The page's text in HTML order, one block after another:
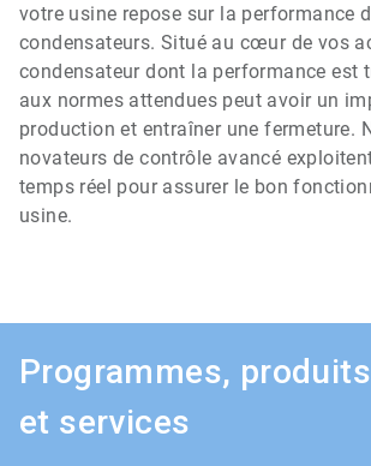
votre usine repose sur la performance
condensateurs. Situé au cœur de vos
condensateur dont la performance est
aux normes attendues peut avoir un
production et entraîner une fermeture.
novateurs de contrôle avancé
temps réel pour assurer le bon
usine.
Programmes,
et services